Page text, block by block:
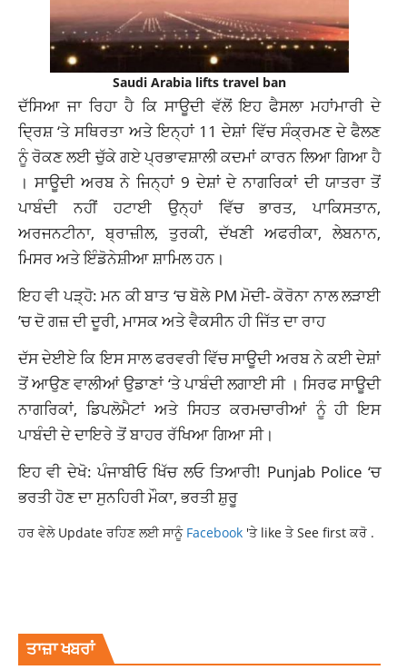
Saudi Arabia lifts travel ban
ਦੱਸਿਆ ਜਾ ਰਿਹਾ ਹੈ ਕਿ ਸਾਊਦੀ ਵੱਲੋਂ ਇਹ ਫੈਸਲਾ ਮਹਾਂਮਾਰੀ ਦੇ
ਦ੍ਰਿਸ਼ ‘ਤੇ ਸਥਿਰਤਾ ਅਤੇ ਇਨ੍ਹਾਂ 11 ਦੇਸ਼ਾਂ ਵਿੱਚ ਸੰਕ੍ਰਮਣ ਦੇ ਫੈਲਣ
ਨੂੰ ਰੋਕਣ ਲਈ ਚੁੱਕੇ ਗਏ ਪ੍ਰਭਾਵਸ਼ਾਲੀ ਕਦਮਾਂ ਕਾਰਨ ਲਿਆ ਗਿਆ ਹੈ
। ਸਾਊਦੀ ਅਰਬ ਨੇ ਜਿਨ੍ਹਾਂ 9 ਦੇਸ਼ਾਂ ਦੇ ਨਾਗਰਿਕਾਂ ਦੀ ਯਾਤਰਾ ਤੋਂ
ਪਾਬੰਦੀ ਨਹੀਂ ਹਟਾਈ ਉਨ੍ਹਾਂ ਵਿੱਚ ਭਾਰਤ, ਪਾਕਿਸਤਾਨ,
ਅਰਜਨਟੀਨਾ, ਬ੍ਰਾਜ਼ੀਲ, ਤੁਰਕੀ, ਦੱਖਣੀ ਅਫਰੀਕਾ, ਲੇਬਨਾਨ,
ਮਿਸਰ ਅਤੇ ਇੰਡੋਨੇਸ਼ੀਆ ਸ਼ਾਮਿਲ ਹਨ।
ਇਹ ਵੀ ਪੜ੍ਹੋ: ਮਨ ਕੀ ਬਾਤ ‘ਚ ਬੋਲੇ PM ਮੋਦੀ- ਕੋਰੋਨਾ ਨਾਲ ਲੜਾਈ
’ਚ ਦੋ ਗਜ਼ ਦੀ ਦੂਰੀ, ਮਾਸਕ ਅਤੇ ਵੈਕਸੀਨ ਹੀ ਜਿੱਤ ਦਾ ਰਾਹ
ਦੱਸ ਦੇਈਏ ਕਿ ਇਸ ਸਾਲ ਫਰਵਰੀ ਵਿੱਚ ਸਾਊਦੀ ਅਰਬ ਨੇ ਕਈ ਦੇਸ਼ਾਂ
ਤੋਂ ਆਉਣ ਵਾਲੀਆਂ ਉਡਾਣਾਂ ‘ਤੇ ਪਾਬੰਦੀ ਲਗਾਈ ਸੀ । ਸਿਰਫ ਸਾਊਦੀ
ਨਾਗਰਿਕਾਂ, ਡਿਪਲੋਮੈਟਾਂ ਅਤੇ ਸਿਹਤ ਕਰਮਚਾਰੀਆਂ ਨੂੰ ਹੀ ਇਸ
ਪਾਬੰਦੀ ਦੇ ਦਾਇਰੇ ਤੋਂ ਬਾਹਰ ਰੱਖਿਆ ਗਿਆ ਸੀ।
ਇਹ ਵੀ ਦੇਖੋ: ਪੰਜਾਬੀਓ ਖਿੱਚ ਲਓ ਤਿਆਰੀ! Punjab Police ‘ਚ
ਭਰਤੀ ਹੋਣ ਦਾ ਸੁਨਹਿਰੀ ਮੌਕਾ, ਭਰਤੀ ਸ਼ੁਰੂ
ਹਰ ਵੇਲੇ Update ਰਹਿਣ ਲਈ ਸਾਨੂੰ Facebook 'ਤੇ like ਤੇ See first ਕਰੋ .
ਤਾਜ਼ਾ ਖਬਰਾਂ